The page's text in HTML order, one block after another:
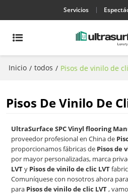
Servicios
Inicio / todos / Pisos de vinilo de
Pisos De Vinilo De
UltraSurface SPC Vinyl flooring
proveedor profesional en China de
proporcionamos fábricas de Pisos de
por mayor personalizadas, marca
LVTy Pisos de vinilo de clic LVT
Comuníquese con nosotros ahora
para Pisos de vinilo de clic LVT,